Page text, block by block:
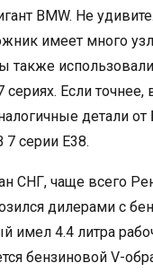
BMW. Не
имеет много
также
Если точнее,
детали
серии E38.
СНГ, чаще всего
дилерами с
имел 4.4 литра
бензиновой V-